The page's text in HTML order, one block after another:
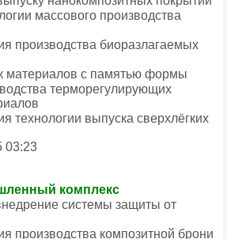
массового производства
производства биоразлагаемых
материалов с памятью формы
терморегулирующих
технологии выпуска сверхлёгких
03:23
комплекс
системы защиты от
производства композитной брони